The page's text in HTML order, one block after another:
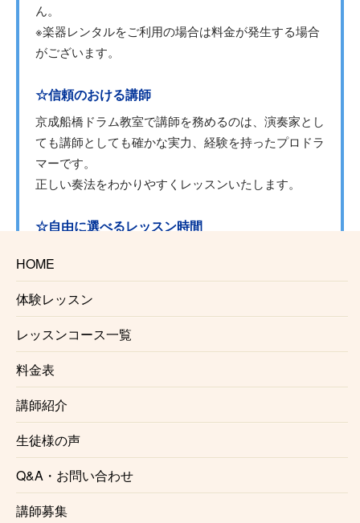
HOME
体験レッスン
レッスンコース一覧
料金表
講師紹介
生徒様の声
Q&A・お問い合わせ
講師募集
ん。
※楽器レンタルをご利用の場合は料金が発生する場合
がございます。
☆信頼のおける講師
京成船橋ドラム教室で講師を務めるのは、演奏家とし
ても講師としても確かな実力、経験を持ったプロドラ
マーです。
正しい奏法をわかりやすくレッスンいたします。
☆自由に選べるレッスン時間
要がないのでお仕事で忙しい方にも安心です。
仕事帰り、学校帰りに通う事も可能です。
☆初心者にも優しいレッスン内容
レッスンは個々のレベル、好みに合わせて行います。
レベルが高くてついていけないという事はございませ
んのでご安心ください。
☆プロを目指す方にもおすすめ
正しい奏法、音作り、レコーディング、心構え、プロ
ドラマーに必要な事はすべて京成船橋ドラム教室で知
る事ができます。